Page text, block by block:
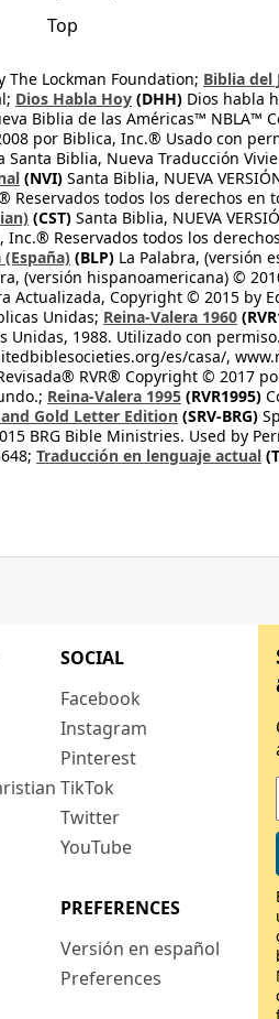
Top
Lockman Foundation; Biblia del
Dios Habla Hoy (DHH) Dios habla
Biblia de las Américas™ NBLA™
por Biblica, Inc.® Usado con
Santa Biblia, Nueva Traducción
(NVI) Santa Biblia, NUEVA
todos los derechos en
(CST) Santa Biblia, NUEVA
Reservados todos los
(España) (BLP) La Palabra, (versión
(versión hispanoamericana) ©
Actualizada, Copyright © 2015 by
Unidas; Reina-Valera 1960
1988. Utilizado con
es/casa/,
RVR® Copyright © 2017
Reina-Valera 1995 (RVR1995)
Gold Letter Edition (SRV-BRG)
BRG Bible Ministries. Used by
Traducción en lenguaje actual
SOCIAL
Facebook
Instagram
Pinterest
TikTok
Twitter
YouTube
PREFERENCES
Versión en español
Preferences